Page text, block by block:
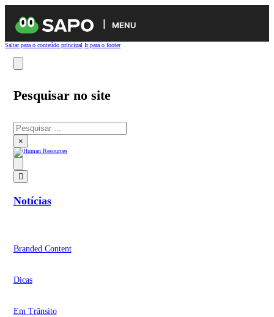
MENU
Saltar para o conteúdo principal Ir para o footer
Pesquisar no site
Pesquisar
×
Notícias
Branded Content
Dicas
Em Trânsito